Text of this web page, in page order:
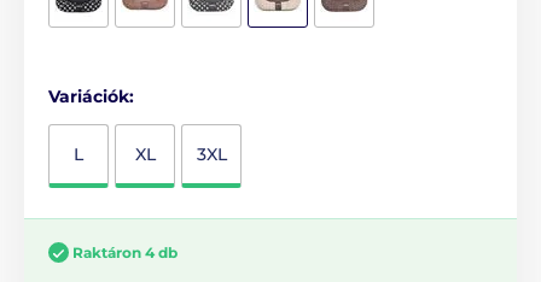
Variációk:
L XL 3XL
Raktáron 4 db